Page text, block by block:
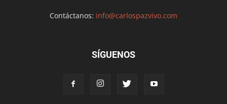
Contáctanos: info@carlospazvivo.com
SÍGUENOS